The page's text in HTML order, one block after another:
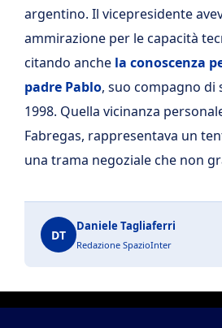
argentino. Il vicepresidente
ammirazione per le capacità
citando anche la conoscenza
padre Pablo, suo compagno di
1998. Quella vicinanza
Fabregas, rappresentava un
una trama negoziale che non
DT
Daniele Tagliaferri
Redazione SpazioInter